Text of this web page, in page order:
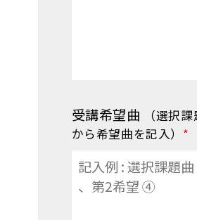
受講希望曲
（選択
から希望曲を記入） *